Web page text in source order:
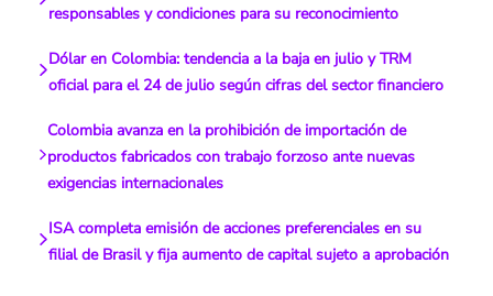
responsables y condiciones para su reconocimiento
Dólar en Colombia: tendencia a la baja en julio y TRM
oficial para el 24 de julio según cifras del sector financiero
Colombia avanza en la prohibición de importación de
productos fabricados con trabajo forzoso ante nuevas
exigencias internacionales
ISA completa emisión de acciones preferenciales en su
filial de Brasil y fija aumento de capital sujeto a aprobación